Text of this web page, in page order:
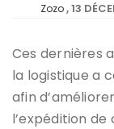
Zozo 13
Ces dernières
la logistique a
afin
l’expédition